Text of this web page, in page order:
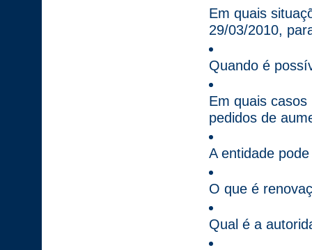
Em quais
29/03/2010,
Quando é
Em quais
pedidos de
A entidade
O que é
Qual é a